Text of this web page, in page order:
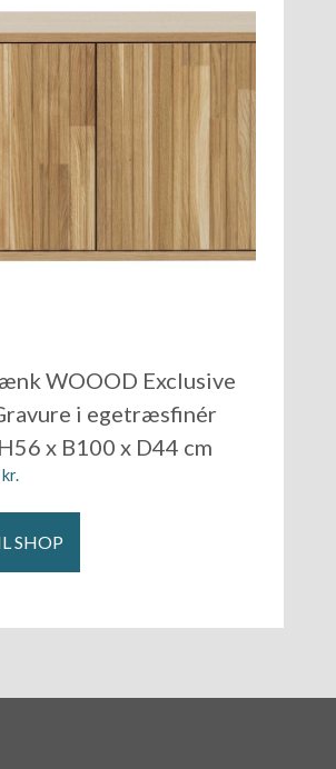
WOOOD Exclusive
i egetræsfinér
x B100 x D44 cm
kr.
SHOP